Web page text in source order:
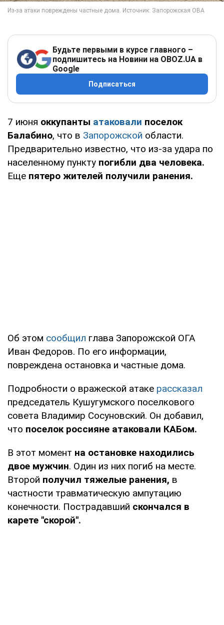
Будьте первыми в курсе главного –
подпишитесь на Новини на OBOZ.UA в
Google
Подписаться
7 июня оккупанты атаковали поселок
Балабино, что в Запорожской области.
Предварительно известно, что из-за удара по
населенному пункту погибли два человека.
Еще пятеро жителей получили ранения.
Об этом сообщил глава Запорожской ОГА
Иван Федоров. По его информации,
повреждена остановка и частные дома.
Подробности о вражеской атаке рассказал
председатель Кушугумского поселкового
совета Владимир Сосуновский. Он добавил,
что поселок россияне атаковали КАБом.
В этот момент на остановке находились
двое мужчин. Один из них погиб на месте.
Второй получил тяжелые ранения, в
частности травматическую ампутацию
конечности. Пострадавший скончался в
карете "скорой".